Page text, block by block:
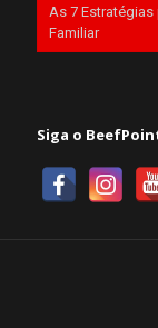
As 7 Estratégias
Familiar
Siga o